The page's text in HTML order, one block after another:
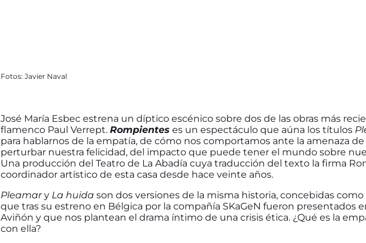
Fotos: Javier Naval
José María Esbec estrena un díptico escénico sobre dos de las obras más
flamenco Paul Verrept. Rompientes es un espectáculo que aúna los títulos
para hablarnos de la empatía, de cómo nos comportamos ante la amenaza de
perturbar nuestra felicidad, del impacto que puede tener el mundo sobre
Una producción del Teatro de La Abadía cuya traducción del texto la firma
coordinador artístico de esta casa desde hace veinte años.
Pleamary La huida son dos versiones de la misma historia, concebidas
que tras su estreno en Bélgica por la compañía SKaGeN fueron presentados
Aviñón y que nos plantean el drama íntimo de una crisis ética. ¿Qué es la
con ella?